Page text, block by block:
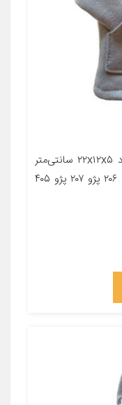
معرفی محصول جزئیات محصول ابعاد ۲۲x۱۲x۵ سانتی‌متر
جنس ویسکوز مناسب برای خودرو پژو ۲۰۶ پژو ۲۰۷ پژو ۴۰۵